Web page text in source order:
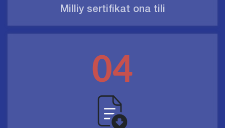
Milliy sertifikat ona tili
04